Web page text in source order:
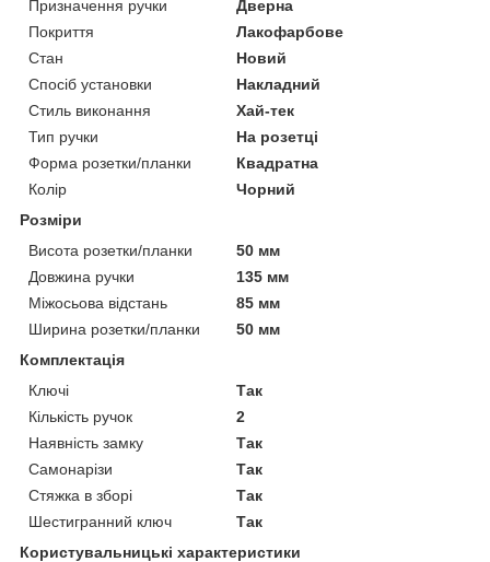
Призначення ручки
Дверна
Покриття
Лакофарбове
Стан
Новий
Спосіб установки
Накладний
Стиль виконання
Хай-тек
Тип ручки
На розетці
Форма розетки/планки
Квадратна
Колір
Чорний
Розміри
Висота розетки/планки
50 мм
Довжина ручки
135 мм
Міжосьова відстань
85 мм
Ширина розетки/планки
50 мм
Комплектація
Ключі
Так
Кількість ручок
2
Наявність замку
Так
Самонарізи
Так
Стяжка в зборі
Так
Шестигранний ключ
Так
Користувальницькі характеристики